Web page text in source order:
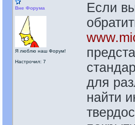
Вне Форума
Я люблю наш Форум!
Настрочил: 7
Если
для
найти